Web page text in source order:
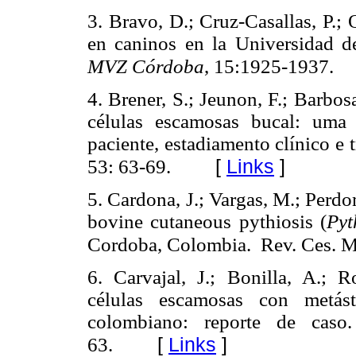
3. Bravo, D.; Cruz-Casallas, P.;
en caninos en la Universidad
MVZ Córdoba, 15:1925-1937.
4. Brener, S.; Jeunon, F.;
células escamosas bucal:
paciente, estadiamento clínico e
53: 63-69. [ Links ]
5. Cardona, J.; Vargas, M.;
bovine cutaneous pythiosis (
Cordoba, Colombia. Rev. Ces.
6. Carvajal, J.; Bonilla, A.;
células escamosas con
colombiano: reporte de
63. [ Links ]